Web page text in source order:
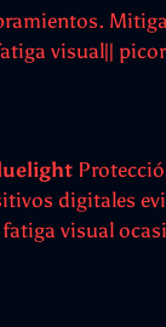
visual|| picor
digitales
visual